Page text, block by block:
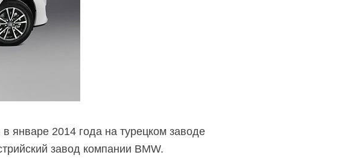
январе 2014 года на турецком заводе
завод компании BMW.